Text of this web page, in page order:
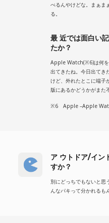
べるんやけどな。まぁま
る。
最 近では面白い
たか？
Apple Watch(※6)は何を
出てきたね。今日出てき
けど、外れたとこに端子
版にあるかどうかがまた
※6 Apple –Apple
ア ウトドア/イン
すか？
別にどっちでもないと思
んなパキって分かれるも